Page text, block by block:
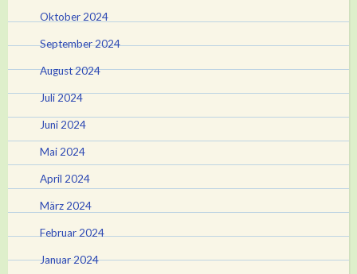
Oktober 2024
September 2024
August 2024
Juli 2024
Juni 2024
Mai 2024
April 2024
März 2024
Februar 2024
Januar 2024